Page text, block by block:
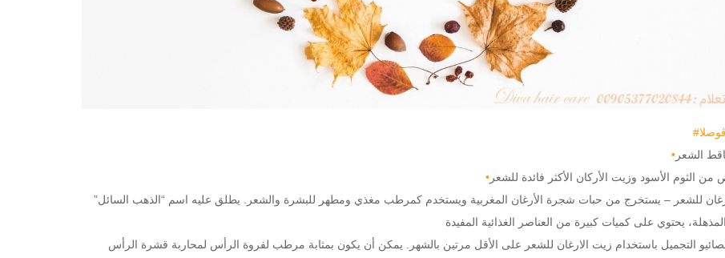
•الشعر
•الثوم الأسود وزيت الأركان الأكثر فائدة للشعر
للشعر – يستخرج من حبات شجرة الأرغان المغربية ويستخدم كمرطب مغذي ومطهر للبشرة والشعر. يطلق عليه اسم “الذهب السائل”
يحتوي على كميات كبيرة من العناصر الغذائية المفيدة
التجميل باستخدام زيت الارغان للشعر على الأقل مرتين بالشهر. يمكن أن يكون بمثابة مرطب لفروة الرأس لمحاربة قشرة الرأس